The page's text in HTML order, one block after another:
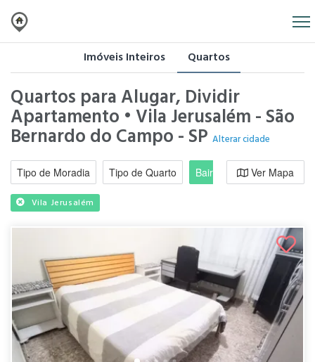
Imóveis Inteiros Quartos
Quartos para Alugar, Dividir
Apartamento • Vila Jerusalém - São
Bernardo do Campo - SP Alterar cidade
Tipo de Moradia Tipo de Quarto Bairro / RegiãoVer Mapa
Vila Jerusalém